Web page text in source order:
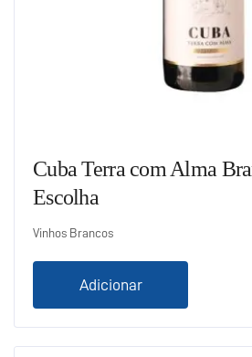
Cuba Terra com Alma
Escolha
Vinhos Brancos
Adicionar